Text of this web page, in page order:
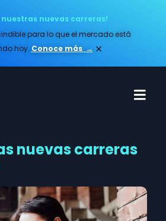
nuestras nuevas carreras!
para lo que el mercado está
hoy. Conoce más​ → ×
nuevas carreras